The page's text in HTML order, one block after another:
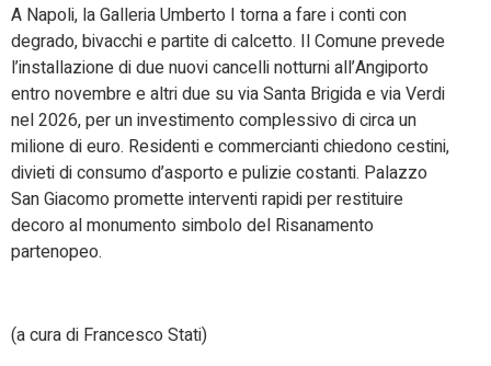
A Napoli, la Galleria Umberto I torna a fare i conti con
degrado, bivacchi e partite di calcetto. Il Comune prevede
l’installazione di due nuovi cancelli notturni all’Angiporto
entro novembre e altri due su via Santa Brigida e via Verdi
nel 2026, per un investimento complessivo di circa un
milione di euro. Residenti e commercianti chiedono cestini,
divieti di consumo d’asporto e pulizie costanti. Palazzo
San Giacomo promette interventi rapidi per restituire
decoro al monumento simbolo del Risanamento
partenopeo.
(a cura di Francesco Stati)